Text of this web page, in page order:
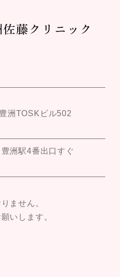
洲TOSKビル502
洲駅4番出口すぐ
ません。
いします。